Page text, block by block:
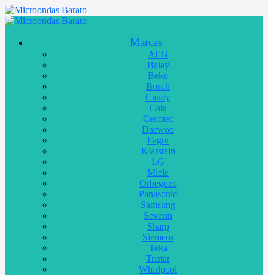
Marcas
AEG
Balay
Beko
Bosch
Candy
Cata
Cecotec
Daewoo
Fagor
Klarstein
LG
Miele
Orbegozo
Panasonic
Samsung
Severin
Sharp
Siemens
Teka
Tristar
Whirlpool